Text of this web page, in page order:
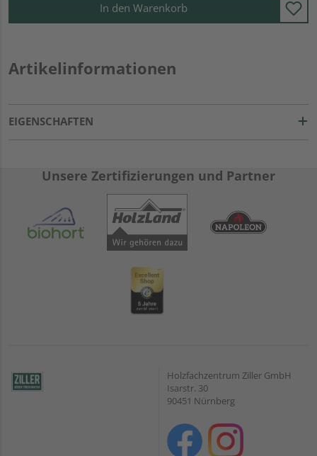
In den Warenkorb
Artikelinformationen
EIGENSCHAFTEN
Unsere Zertifizierungen und Partner
Holzfachzentrum Ziller GmbH
Isarstr. 30
90451 Nürnberg